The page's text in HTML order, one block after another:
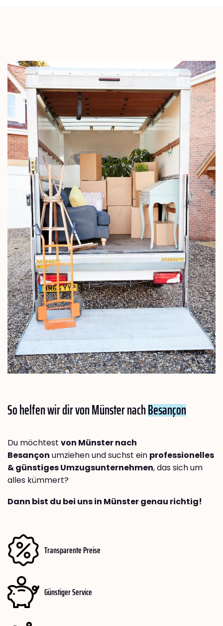
So helfen wir dir von Münster nachBesançon
Du möchtest von Münster nach
Besançon umziehen und suchst ein professionelles
& günstiges Umzugsunternehmen, das sich um
alles kümmert?
Dann bist du bei uns in Münster genau richtig!
Transparente Preise
Günstiger Service